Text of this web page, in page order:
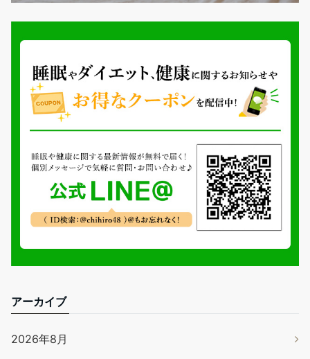
アーカイブ
2026年8月